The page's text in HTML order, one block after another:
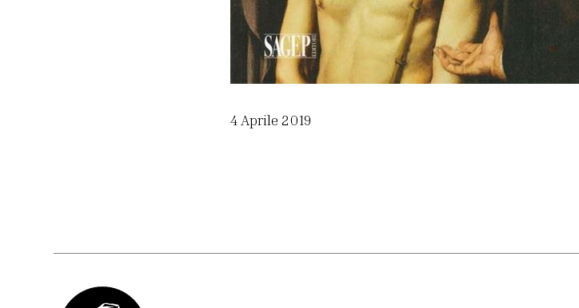
4 Aprile 2019